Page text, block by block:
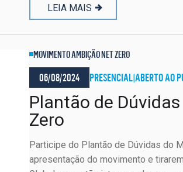
LEIA MAIS
MOVIMENTO AMBIÇÃO NET ZERO
06/08/2024 PRESENCIAL|ABERTO AO
Plantão de
Zero
Participe do Plantão de Dúvidas do
apresentação do movimento e